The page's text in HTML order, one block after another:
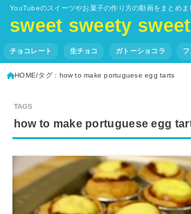
YouTubeのスイーツやお菓子の作り方の動画をまとめま
sweet sweety
チョコレート 生チョコ ガトーショコラ
HOME タグ : how to make portuguese egg tarts
how to make portuguese egg